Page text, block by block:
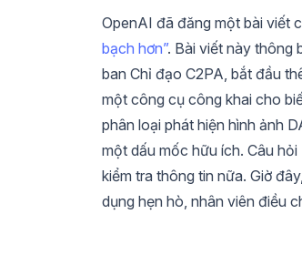
OpenAI đã đăng một bài viết
bạch hơn”. Bài viết này thông
ban Chỉ đạo C2PA, bắt đầu
một công cụ công khai cho
phân loại phát hiện hình ảnh
một dấu mốc hữu ích. Câu
kiểm tra thông tin nữa. Giờ
dụng hẹn hò, nhân viên điều